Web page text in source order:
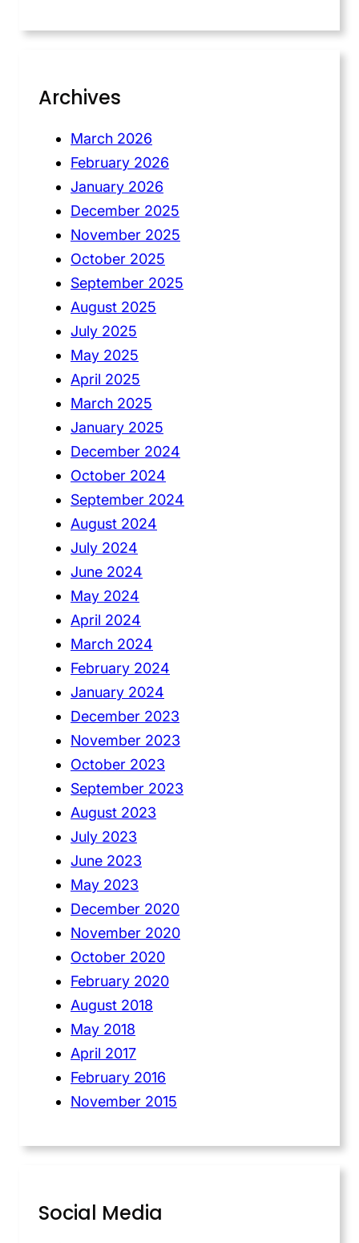
Archives
March 2026
February 2026
January 2026
December 2025
November 2025
October 2025
September 2025
August 2025
July 2025
May 2025
April 2025
March 2025
January 2025
December 2024
October 2024
September 2024
August 2024
July 2024
June 2024
May 2024
April 2024
March 2024
February 2024
January 2024
December 2023
November 2023
October 2023
September 2023
August 2023
July 2023
June 2023
May 2023
December 2020
November 2020
October 2020
February 2020
August 2018
May 2018
April 2017
February 2016
November 2015
Social Media